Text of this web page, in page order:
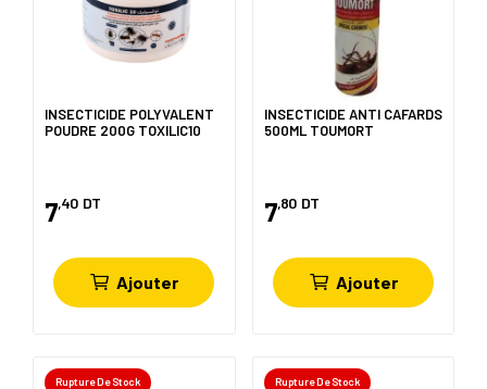
INSECTICIDE POLYVALENT
POUDRE 200G TOXILIC10
7,40 DT
Ajouter
INSECTICIDE ANTI CAFARDS
500ML TOUMORT
7,80 DT
Ajouter
Rupture De Stock Rupture De Stock